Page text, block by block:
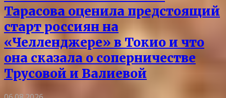
Тарасова оценила предстоящий
старт россиян на
«Челленджере» в Токио и что
она сказала о соперничестве
Трусовой и Валиевой